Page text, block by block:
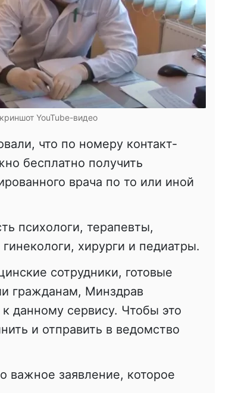
YouTube-видео
что по номеру контакт-
бесплатно получить
врача по то или иной
психологи, терапевты,
хирурги и педиатры.
сотрудники, готовые
гражданам, Минздрав
данному сервису. Чтобы это
и отправить в ведомство
важное заявление, которое